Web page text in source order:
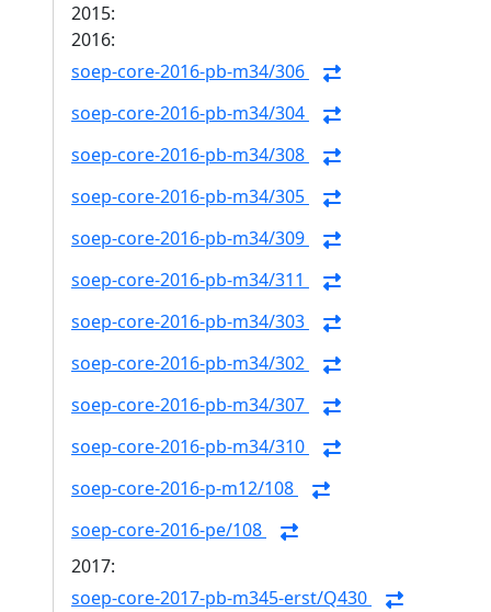
2015:
2016:
soep-core-2016-pb-m34/306
soep-core-2016-pb-m34/304
soep-core-2016-pb-m34/308
soep-core-2016-pb-m34/305
soep-core-2016-pb-m34/309
soep-core-2016-pb-m34/311
soep-core-2016-pb-m34/303
soep-core-2016-pb-m34/302
soep-core-2016-pb-m34/307
soep-core-2016-pb-m34/310
soep-core-2016-p-m12/108
soep-core-2016-pe/108
2017:
soep-core-2017-pb-m345-erst/Q430